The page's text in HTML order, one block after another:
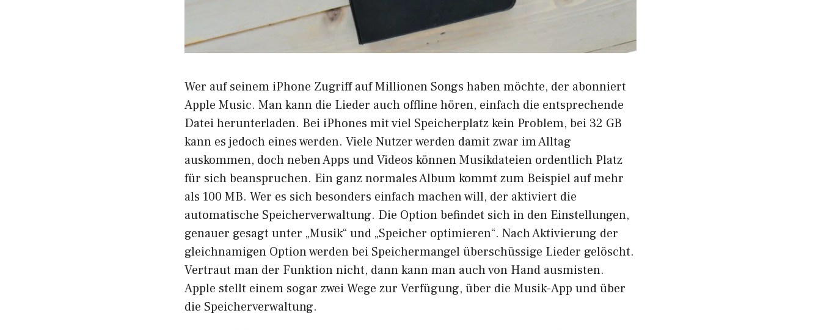
Wer auf seinem iPhone Zugriff auf Millionen Songs haben möchte, der abonniert
Apple Music. Man kann die Lieder auch offline hören, einfach die entsprechende
Datei herunterladen. Bei iPhones mit viel Speicherplatz kein Problem, bei 32 GB
kann es jedoch eines werden. Viele Nutzer werden damit zwar im Alltag
auskommen, doch neben Apps und Videos können Musikdateien ordentlich Platz
für sich beanspruchen. Ein ganz normales Album kommt zum Beispiel auf mehr
als 100 MB. Wer es sich besonders einfach machen will, der aktiviert die
automatische Speicherverwaltung. Die Option befindet sich in den Einstellungen,
genauer gesagt unter „Musik“ und „Speicher optimieren“. Nach Aktivierung der
gleichnamigen Option werden bei Speichermangel überschüssige Lieder gelöscht.
Vertraut man der Funktion nicht, dann kann man auch von Hand ausmisten.
Apple stellt einem sogar zwei Wege zur Verfügung, über die Musik-App und über
die Speicherverwaltung.